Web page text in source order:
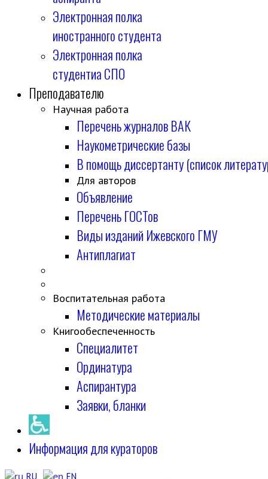
Электронная полка
иностранного студента
Электронная полка
студентиа СПО
Преподавателю
Научная работа
Перечень журналов ВАК
Наукометрические базы
В помощь диссертанту (список
Для авторов
Объявление
Перечень ГОСТов
Виды изданий Ижевского ГМУ
Антиплагиат
Воспитательная работа
Методические материалы
Книгообеспеченность
Специалитет
Ординатура
Аспирантура
Заявки, бланки
Информация для кураторов
RU EN